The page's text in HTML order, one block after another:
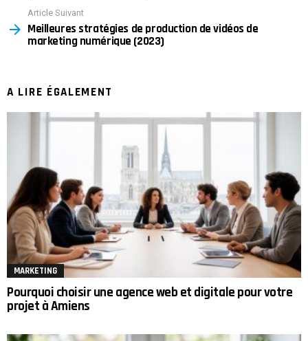
Article Suivant
Meilleures stratégies de production de vidéos de
marketing numérique (2023)
A LIRE ÉGALEMENT
MARKETING
Pourquoi choisir une agence web et digitale pour votre
projet à Amiens